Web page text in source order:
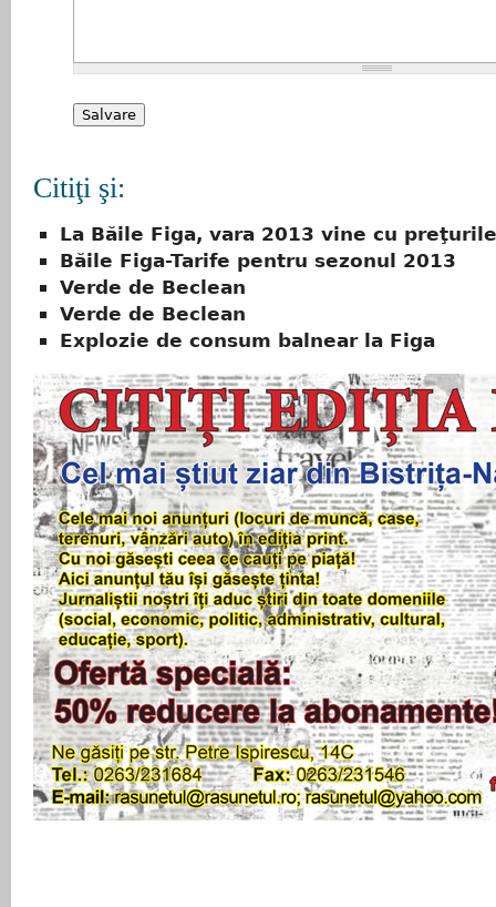
Citiţi şi:
La Băile Figa, vara 2013 vine cu
Băile Figa-Tarife pentru sezonul 2013
Verde de Beclean
Verde de Beclean
Explozie de consum balnear la Figa